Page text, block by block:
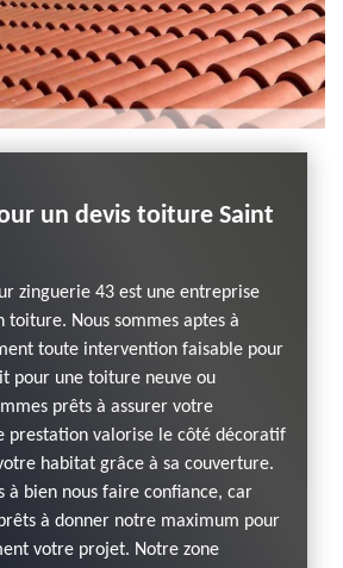
un devis toiture Saint
zinguerie 43 est une entreprise
toiture. Nous sommes aptes à
toute intervention faisable pour
pour une toiture neuve ou
prêts à assurer votre
prestation valorise le côté décoratif
habitat grâce à sa couverture.
à bien nous faire confiance, car
à donner notre maximum pour
votre projet. Notre zone